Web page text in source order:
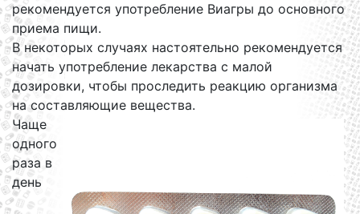
рекомендуется употребление Виагры до основного
приема пищи.
В некоторых случаях настоятельно рекомендуется
начать употребление лекарства с малой
дозировки, чтобы проследить реакцию организма
на составляющие вещества.
Чаще
одного
раза в
день